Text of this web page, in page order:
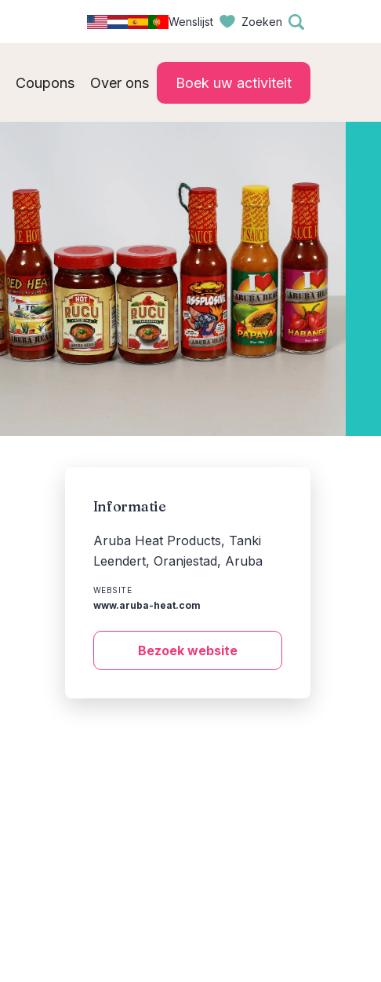
Wenslijst Zoeken
Coupons Over ons Boek uw activiteit
Informatie
Aruba Heat Products, Tanki
Leendert, Oranjestad, Aruba
WEBSITE
www.aruba-heat.com
Bezoek website